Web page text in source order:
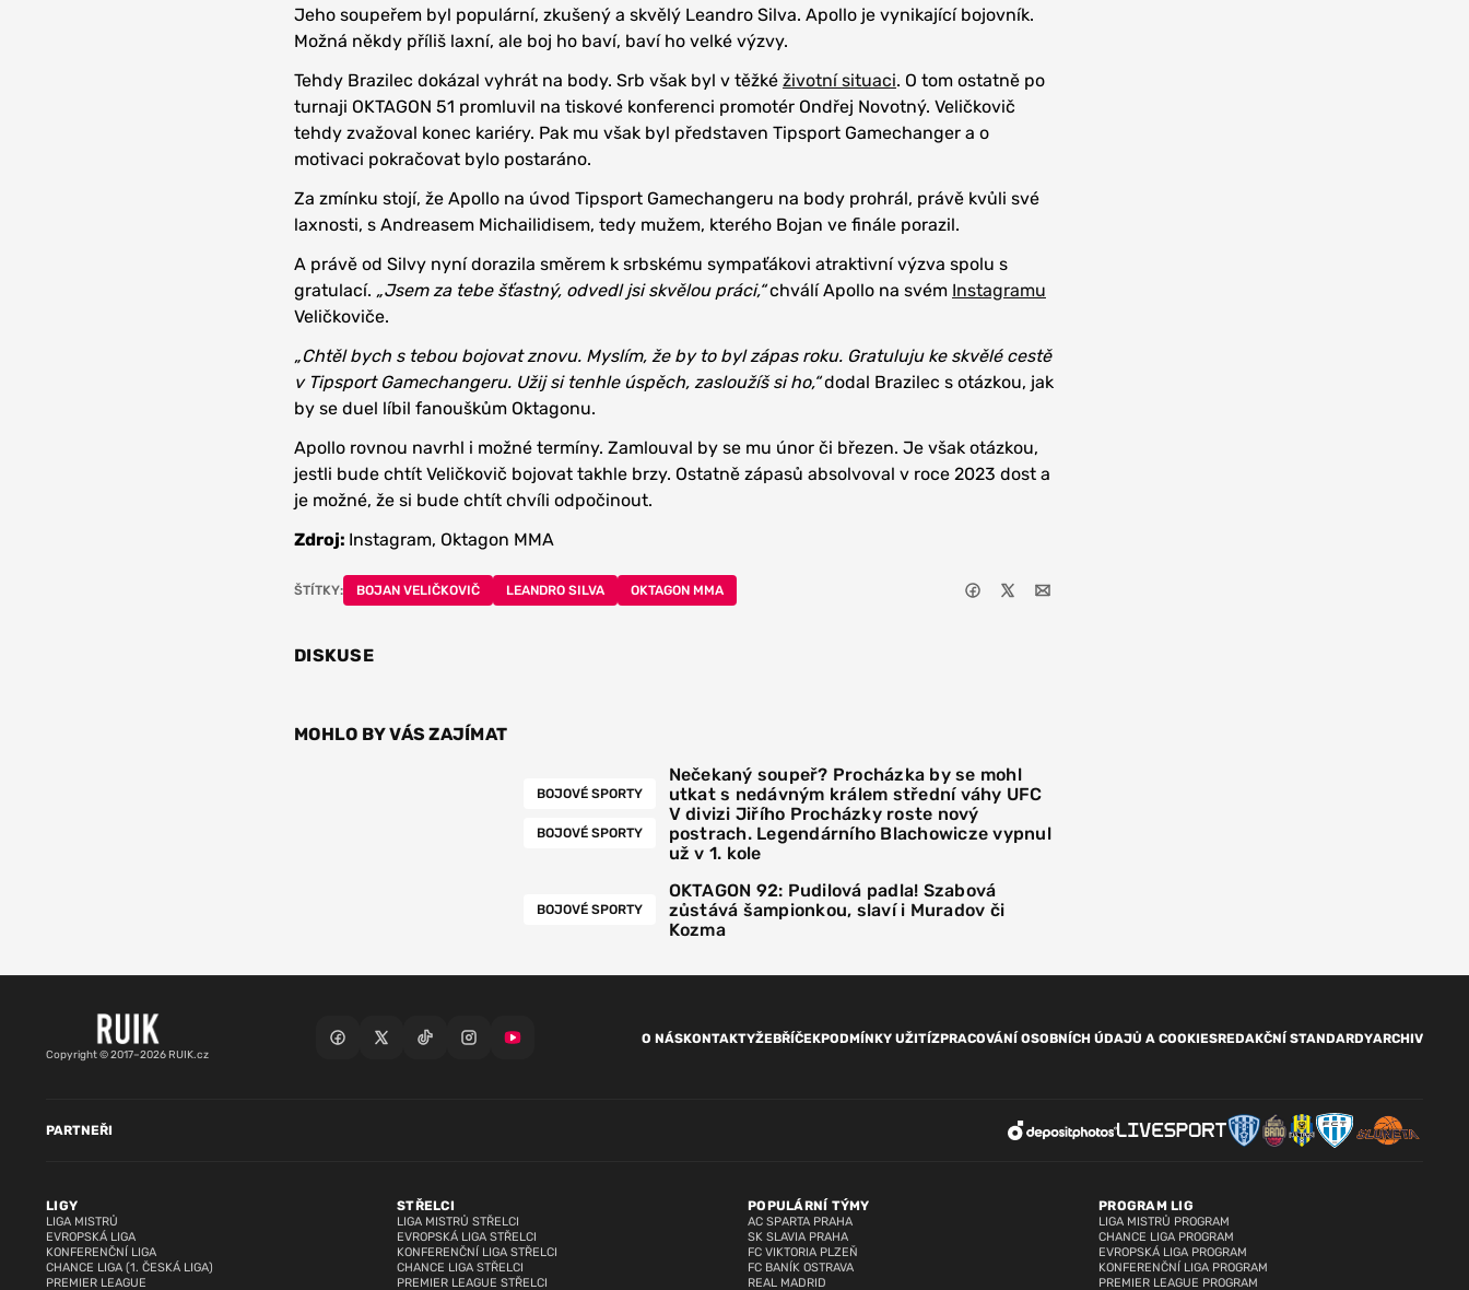
Jeho soupeřem byl populární, zkušený a skvělý Leandro Silva. Apollo je vynikající bojovník.
Možná někdy příliš laxní, ale boj ho baví, baví ho velké výzvy.
Tehdy Brazilec dokázal vyhrát na body. Srb však byl v těžké životní situaci. O tom ostatně po
turnaji OKTAGON 51 promluvil na tiskové konferenci promotér Ondřej Novotný. Veličkovič
tehdy zvažoval konec kariéry. Pak mu však byl představen Tipsport Gamechanger a o
motivaci pokračovat bylo postaráno.
Za zmínku stojí, že Apollo na úvod Tipsport Gamechangeru na body prohrál, právě kvůli své
laxnosti, s Andreasem Michailidisem, tedy mužem, kterého Bojan ve finále porazil.
A právě od Silvy nyní dorazila směrem k srbskému sympaťákovi atraktivní výzva spolu s
gratulací. „Jsem za tebe šťastný, odvedl jsi skvělou práci,“chválí Apollo na svém Instagramu
Veličkoviče.
„Chtěl bych s tebou bojovat znovu. Myslím, že by to byl zápas roku. Gratuluju ke skvělé cestě
v Tipsport Gamechangeru. Užij si tenhle úspěch, zasloužíš si ho,“dodal Brazilec s otázkou, jak
by se duel líbil fanouškům Oktagonu.
Apollo rovnou navrhl i možné termíny. Zamlouval by se mu únor či březen. Je však otázkou,
jestli bude chtít Veličkovič bojovat takhle brzy. Ostatně zápasů absolvoval v roce 2023 dost a
je možné, že si bude chtít chvíli odpočinout.
Zdroj: Instagram, Oktagon MMA
ŠTÍTKY: BOJAN VELIČKOVIČ LEANDRO SILVA OKTAGON MMA
DISKUSE
MOHLO BY VÁS ZAJÍMAT
BOJOVÉ SPORTY
Nečekaný soupeř? Procházka by se mohl
utkat s nedávným králem střední váhy UFC
BOJOVÉ SPORTY
V divizi Jiřího Procházky roste nový
postrach. Legendárního Blachowicze vypnul
už v 1. kole
BOJOVÉ SPORTY
OKTAGON 92: Pudilová padla! Szabová
zůstává šampionkou, slaví i Muradov či
Kozma
Copyright © 2017–2026 RUIK.cz
O NÁSKONTAKTYŽEBŘÍČEKPODMÍNKY UŽITÍZPRACOVÁNÍ OSOBNÍCH ÚDAJŮ A COOKIESREDAKČNÍ STANDARDYARCHIV
LIGY
LIGA MISTRŮ
EVROPSKÁ LIGA
KONFERENČNÍ LIGA
CHANCE LIGA (1. ČESKÁ LIGA)
PREMIER LEAGUE
STŘELCI
LIGA MISTRŮ STŘELCI
EVROPSKÁ LIGA STŘELCI
KONFERENČNÍ LIGA STŘELCI
CHANCE LIGA STŘELCI
PREMIER LEAGUE STŘELCI
POPULÁRNÍ TÝMY
AC SPARTA PRAHA
SK SLAVIA PRAHA
FC VIKTORIA PLZEŇ
FC BANÍK OSTRAVA
REAL MADRID
PROGRAM LIG
LIGA MISTRŮ PROGRAM
CHANCE LIGA PROGRAM
EVROPSKÁ LIGA PROGRAM
KONFERENČNÍ LIGA PROGRAM
PREMIER LEAGUE PROGRAM
PARTNEŘI